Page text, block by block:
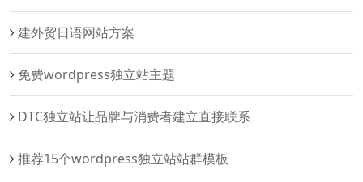
建外贸日语网站方案
免费wordpress独立站主题
DTC独立站让品牌与消费者建立直接联系
推荐15个wordpress独立站站群模板